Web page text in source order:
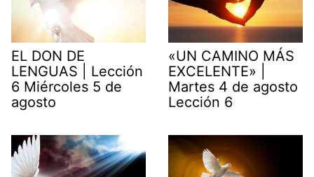
EL DON DE
LENGUAS | Lección
6 Miércoles 5 de
agosto
«UN CAMINO MÁS
EXCELENTE» |
Martes 4 de agosto
Lección 6